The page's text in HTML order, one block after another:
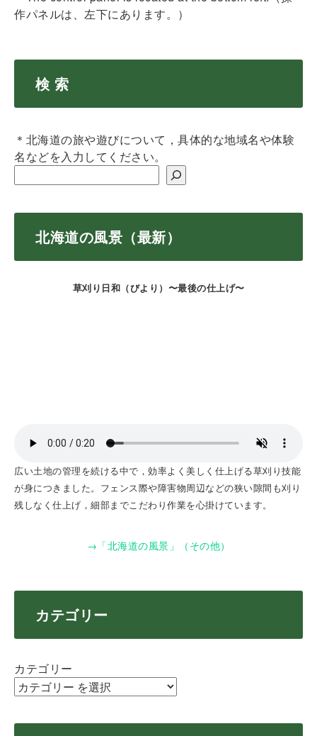
作パネルは、左下にあります。）
検 索
＊北海道の旅や遊びについて，具体的な地域名や体験
名などを入力してください。
北海道の風景（最新）
草刈り日和（びより）〜最後の仕上げ〜
広い土地の管理を続ける中で，効率よく美しく仕上げる草刈り技能
が身につきました。フェンス際や障害物周辺などの狭い隙間も刈り
残しなく仕上げ，細部までこだわり作業を心掛けています。
→「北海道の風景」（その他）
カテゴリー
カテゴリー